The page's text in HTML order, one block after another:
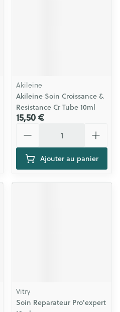
Akileine
Akileine Soin Croissance &
Resistance Cr Tube 10ml
15,50 €
Ajouter au panier
Vitry
Soin Reparateur Pro'expert